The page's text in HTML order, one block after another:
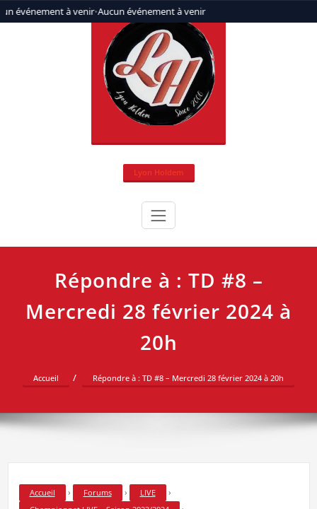
événement à venir•Aucun événement à venir
Aller
au
Lyon Holdem
Répondre à : TD #8 –
Mercredi 28 février 2024 à
20h
Accueil Répondre à : TD #8 – Mercredi 28 février 2024 à 20h
Accueil › Forums › LIVE ›